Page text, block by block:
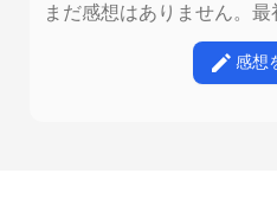
まだ感想はありません。最
感想